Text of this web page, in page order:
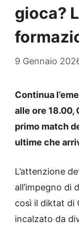
gioca?
9 Gennaio
Continua
alle ore 18.00,
primo match
ultime che
L’attenzione
all’impegno di
così il diktat di
incalzato da